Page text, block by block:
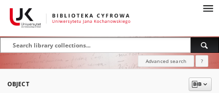
Advanced search ?
OBJECT